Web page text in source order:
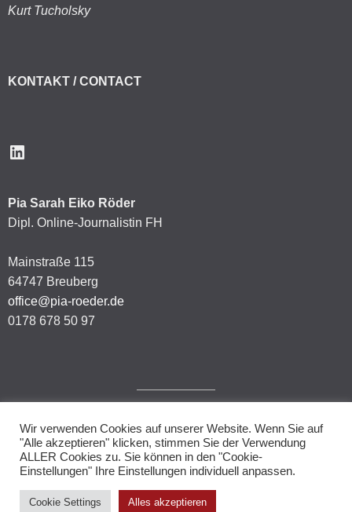
Kurt Tucholsky
KONTAKT / CONTACT
LinkedIn
Pia Sarah Eiko Röder
Dipl. Online-Journalistin FH
Mainstraße 115
64747 Breuberg
office@pia-roeder.de
0178 678 50 97
Impressum
Datenschutzerklärung
© 2026. Allegianttheme by CPOThemes.
Wir verwenden Cookies auf unserer Website. Wenn Sie auf
"Alle akzeptieren" klicken, stimmen Sie der Verwendung
ALLER Cookies zu. Sie können in den "Cookie-
Einstellungen" Ihre Einstellungen individuell anpassen.
Cookie Settings Alles akzeptieren